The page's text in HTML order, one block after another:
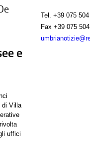
e
di Villa
uffici
Tel. +39 075
Fax +39 075